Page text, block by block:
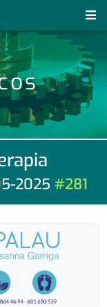
2025 #281